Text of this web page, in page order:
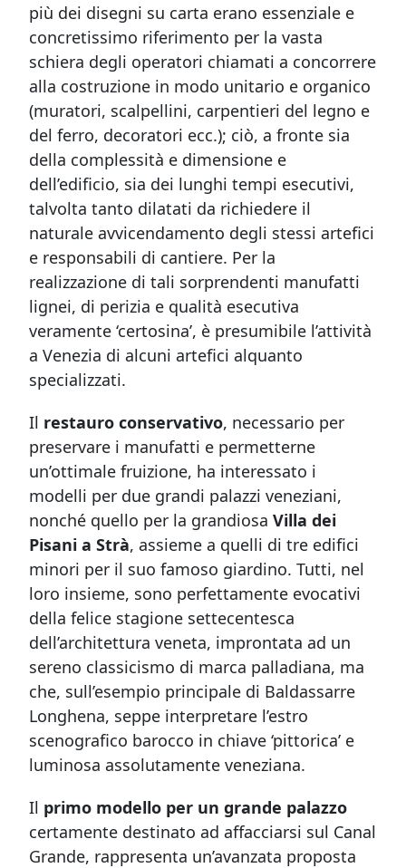
più dei disegni su carta erano essenziale e
concretissimo riferimento per la vasta
schiera degli operatori chiamati a concorrere
alla costruzione in modo unitario e organico
(muratori, scalpellini, carpentieri del legno e
del ferro, decoratori ecc.); ciò, a fronte sia
della complessità e dimensione e
dell’edificio, sia dei lunghi tempi esecutivi,
talvolta tanto dilatati da richiedere il
naturale avvicendamento degli stessi artefici
e responsabili di cantiere. Per la
realizzazione di tali sorprendenti manufatti
lignei, di perizia e qualità esecutiva
veramente ‘certosina’, è presumibile l’attività
a Venezia di alcuni artefici alquanto
specializzati.
Il restauro conservativo, necessario per
preservare i manufatti e permetterne
un’ottimale fruizione, ha interessato i
modelli per due grandi palazzi veneziani,
nonché quello per la grandiosa Villa dei
Pisani a Strà, assieme a quelli di tre edifici
minori per il suo famoso giardino. Tutti, nel
loro insieme, sono perfettamente evocativi
della felice stagione settecentesca
dell’architettura veneta, improntata ad un
sereno classicismo di marca palladiana, ma
che, sull’esempio principale di Baldassarre
Longhena, seppe interpretare l’estro
scenografico barocco in chiave ‘pittorica’ e
luminosa assolutamente veneziana.
Il primo modello per un grande palazzo
certamente destinato ad affacciarsi sul Canal
Grande, rappresenta un’avanzata proposta